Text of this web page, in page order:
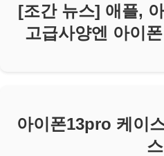
[조간 뉴스] 애플,
고급사양엔 아이
아이폰13pro 케이
스